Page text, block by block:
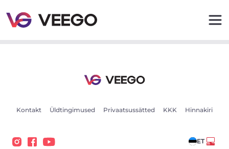
Kontakt Üldtingimused Privaatsussätted KKK Hinnakiri
ET